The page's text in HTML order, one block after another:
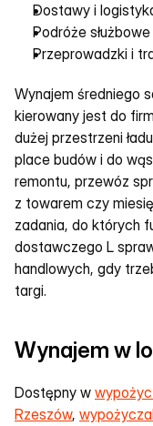
Dostawy i
Podróże służbowe
Przeprowadzki i
Wynajem średniego
kierowany jest do
dużej przestrzeni
place budów i do
remontu, przewóz
z towarem czy
zadania, do których
dostawczego L
handlowych, gdy
targi.
Wynajem w
Dostępny w
Rzeszów,